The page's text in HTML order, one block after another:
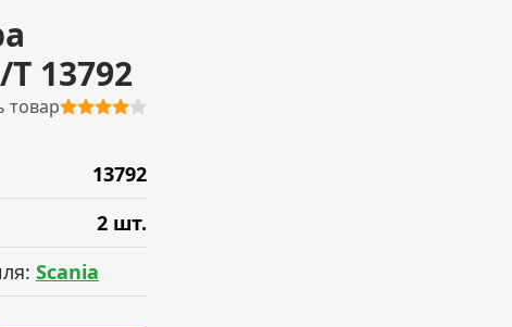
13792
товар
13792
2 шт.
Scania